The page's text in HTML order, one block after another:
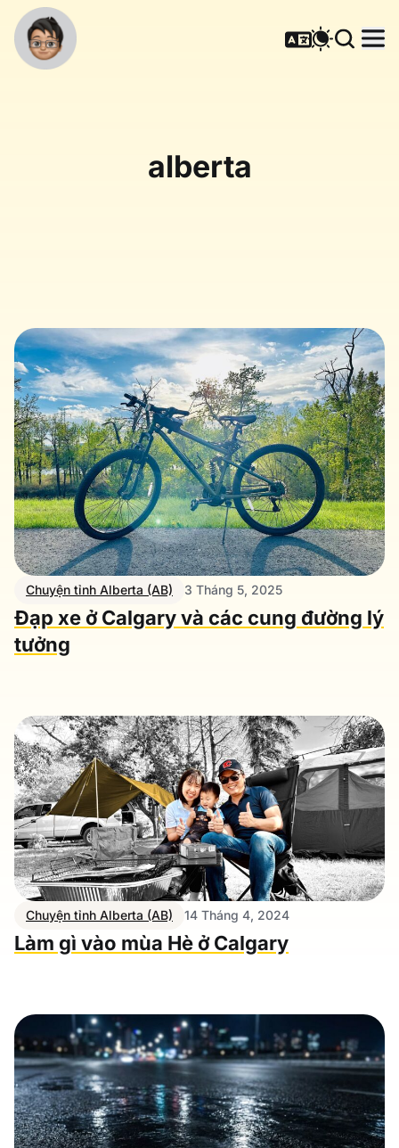
alberta
Chuyện tỉnh Alberta (AB) 3 Tháng 5, 2025
Đạp xe ở Calgary và các cung đường lý
tưởng
Chuyện tỉnh Alberta (AB) 14 Tháng 4, 2024
Làm gì vào mùa Hè ở Calgary